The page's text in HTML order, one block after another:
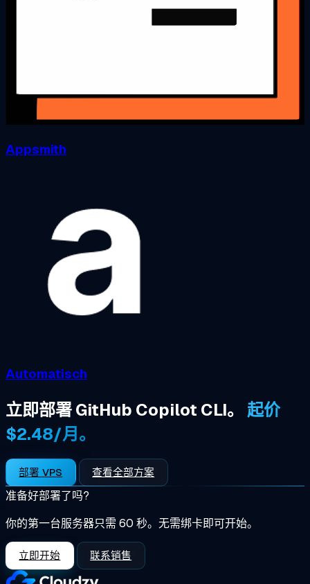
Appsmith
Automatisch
立即部署 GitHub Copilot CLI。 起价
$2.48/月。
部署 VPS 查看全部方案
准备好部署了吗?
你的第一台服务器只需 60 秒。无需绑卡即可开始。
立即开始 联系销售